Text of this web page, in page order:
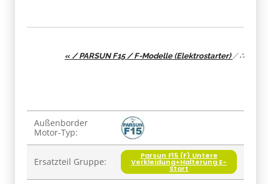
« / PARSUN F15 / F-Modelle (Elektrostarter) /∴
Produkteigenschaft
Wert
Außenborder
Motor-Typ:
Ersatzteil Gruppe:
Parsun F15 (F) Untere
Verkleidung+Halterung E-
Start